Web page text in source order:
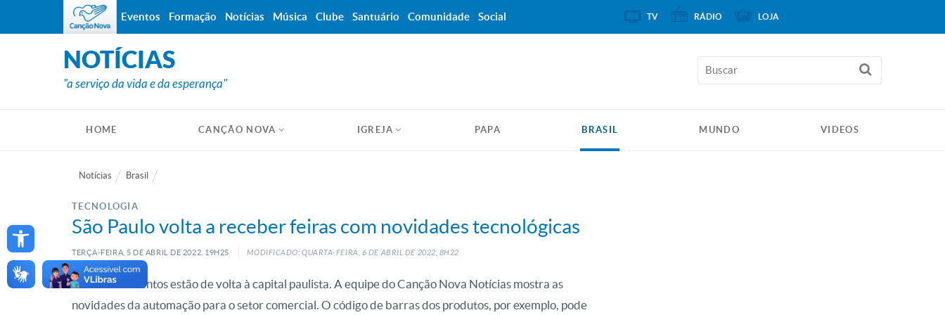
Open toolbar
NOTÍCIAS
"a serviço da vida e da esperança"
HOME CANÇÃO NOVA IGREJA PAPA BRASIL MUNDO VIDEOS
Notícias Brasil
TECNOLOGIA
São Paulo volta a receber feiras com novidades tecnológicas
TERÇA-FEIRA, 5 DE ABRIL DE 2022, 19H25 MODIFICADO: QUARTA-FEIRA, 6 DE ABRIL DE 2022, 8H22
As feiras e eventos estão de volta à capital paulista. A equipe do Canção Nova Notícias mostra as
novidades da automação para o setor comercial. O código de barras dos produtos, por exemplo, pode
Eventos Formação Notícias Música Clube Santuário Comunidade Social TV RÁDIO LOJA